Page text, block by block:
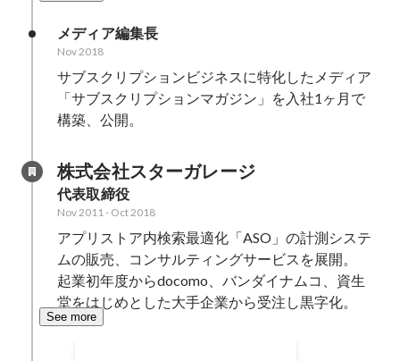
メディア編集長
Nov 2018
サブスクリプションビジネスに特化したメディア
「サブスクリプションマガジン」を入社1ヶ月で
構築、公開。
株式会社スターガレージ
代表取締役
Nov 2011- Oct 2018
アプリストア内検索最適化「ASO」の計測システ
ムの販売、コンサルティングサービスを展開。
起業初年度からdocomo、バンダイナムコ、資生
堂をはじめとした大手企業から受注し黒字化。
See more